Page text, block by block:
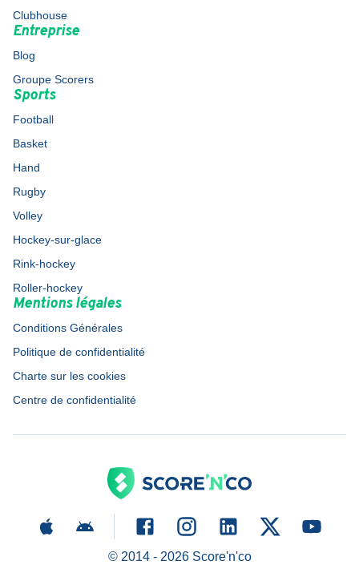
Clubhouse
Entreprise
Blog
Groupe Scorers
Sports
Football
Basket
Hand
Rugby
Volley
Hockey-sur-glace
Rink-hockey
Roller-hockey
Mentions légales
Conditions Générales
Politique de confidentialité
Charte sur les cookies
Centre de confidentialité
© 2014 - 2026Score'n'co